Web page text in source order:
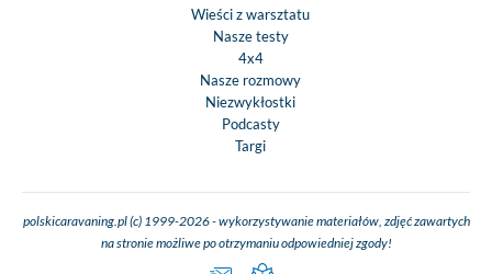
Wieści z warsztatu
Nasze testy
4x4
Nasze rozmowy
Niezwykłostki
Podcasty
Targi
polskicaravaning.pl (c) 1999-2026 - wykorzystywanie materiałów, zdjęć zawartych
na stronie możliwe po otrzymaniu odpowiedniej zgody!